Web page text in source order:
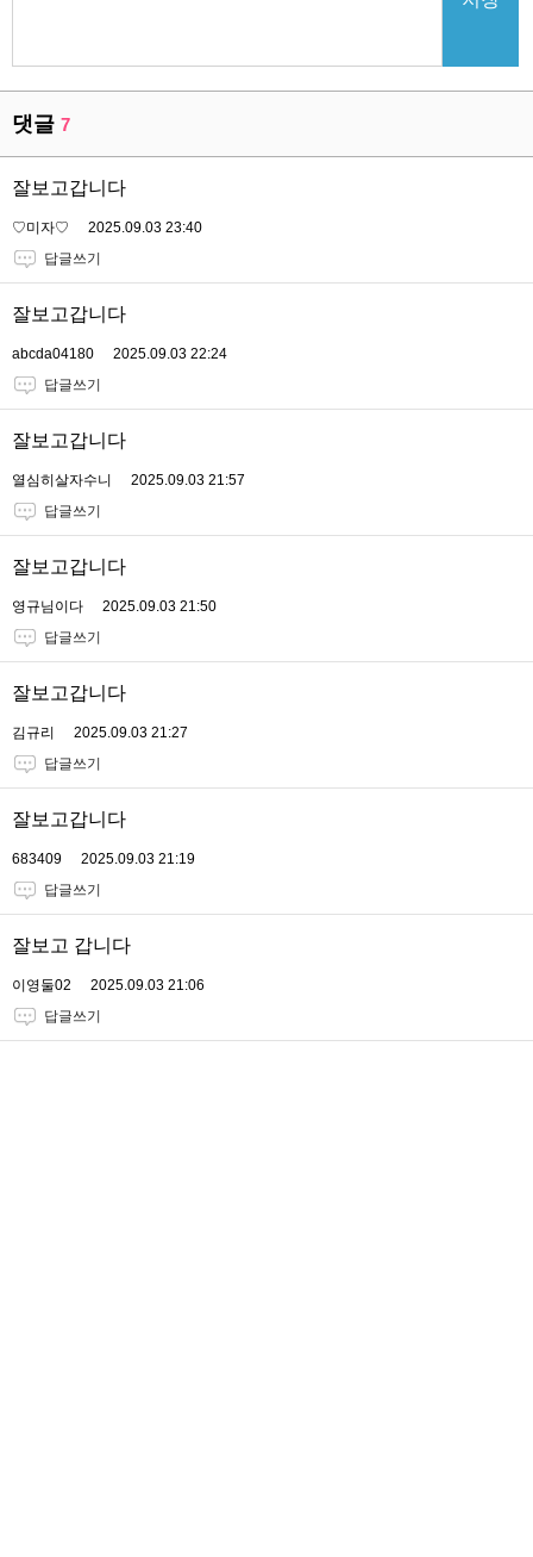
댓글 7
잘보고갑니다
♡미자♡
2025.09.03 23:40
답글쓰기
잘보고갑니다
abcda04180
2025.09.03 22:24
답글쓰기
잘보고갑니다
열심히살자수니
2025.09.03 21:57
답글쓰기
잘보고갑니다
영규님이다
2025.09.03 21:50
답글쓰기
잘보고갑니다
김규리
2025.09.03 21:27
답글쓰기
잘보고갑니다
683409
2025.09.03 21:19
답글쓰기
잘보고 갑니다
이영둘02
2025.09.03 21:06
답글쓰기